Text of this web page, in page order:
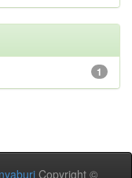
1
Copyright ©